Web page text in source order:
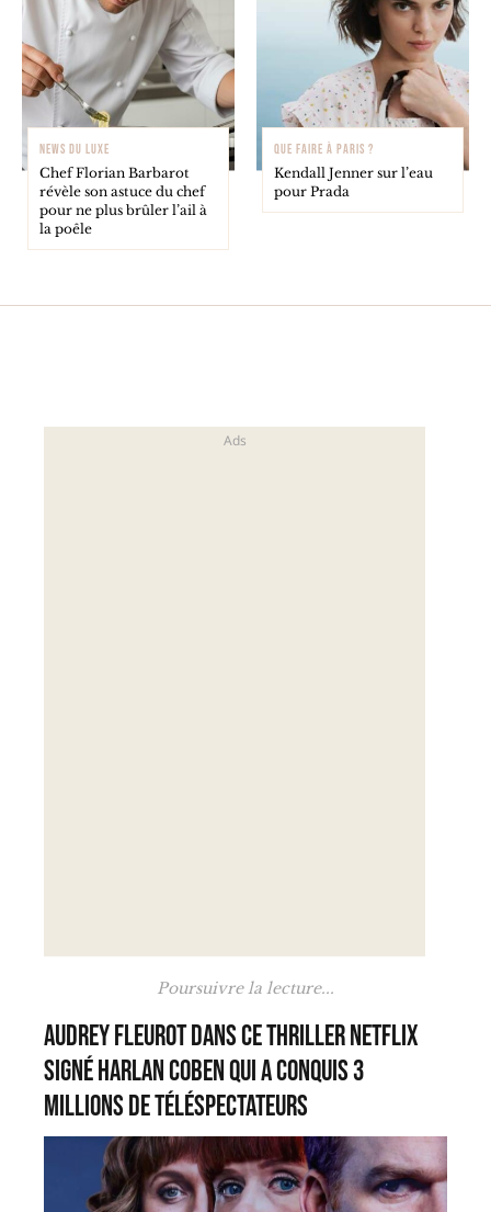
NEWS DU LUXE
Chef Florian Barbarot
révèle son astuce du chef
pour ne plus brûler l’ail à
la poêle
QUE FAIRE À PARIS ?
Kendall Jenner sur l’eau
pour Prada
Poursuivre la lecture...
Audrey Fleurot dans ce thriller Netflix
signé Harlan Coben qui a conquis 3
millions de téléspectateurs